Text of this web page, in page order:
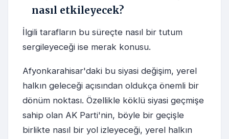
nasıl etkileyecek?
İlgili tarafların bu süreçte nasıl bir tutum
sergileyeceği ise merak konusu.
Afyonkarahisar'daki bu siyasi değişim, yerel
halkın geleceği açısından oldukça önemli bir
dönüm noktası. Özellikle köklü siyasi geçmişe
sahip olan AK Parti'nin, böyle bir geçişle
birlikte nasıl bir yol izleyeceği, yerel halkın